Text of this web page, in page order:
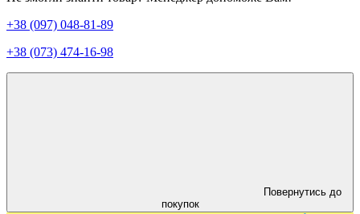
+38 (097) 048-81-89
+38 (073) 474-16-98
Повернутись до
покупок